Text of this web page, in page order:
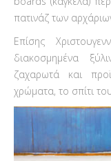
πατινάζ των
Επίσης
διακοσμημένα
ζαχαρωτά και
χρώματα, το σπίτι